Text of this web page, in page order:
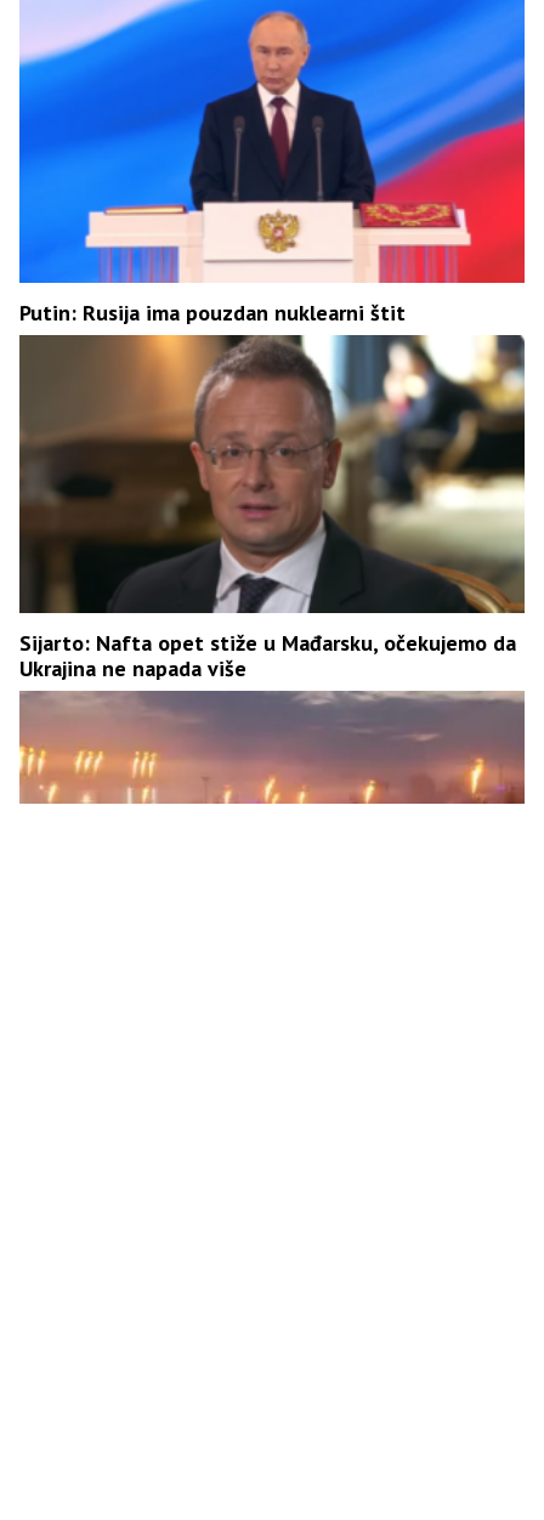
Putin: Rusija ima pouzdan nuklearni štit
Sijarto: Nafta opet stiže u Mađarsku, očekujemo da
Ukrajina ne napada više